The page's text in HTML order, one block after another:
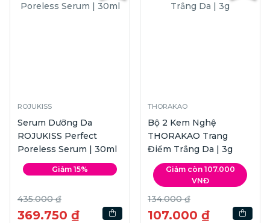
ROJUKISS
Serum Dưỡng Da
ROJUKISS Perfect
Poreless Serum | 30ml
Giảm 15%
435.000 ₫
369.750 ₫
THORAKAO
Bộ 2 Kem Nghệ
THORAKAO Trang
Điểm Trắng Da | 3g
Giảm còn 107.000
VNĐ
134.000 ₫
107.000 ₫